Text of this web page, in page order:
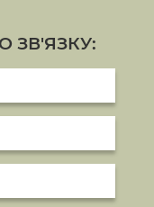
ЗВ'ЯЗКУ: